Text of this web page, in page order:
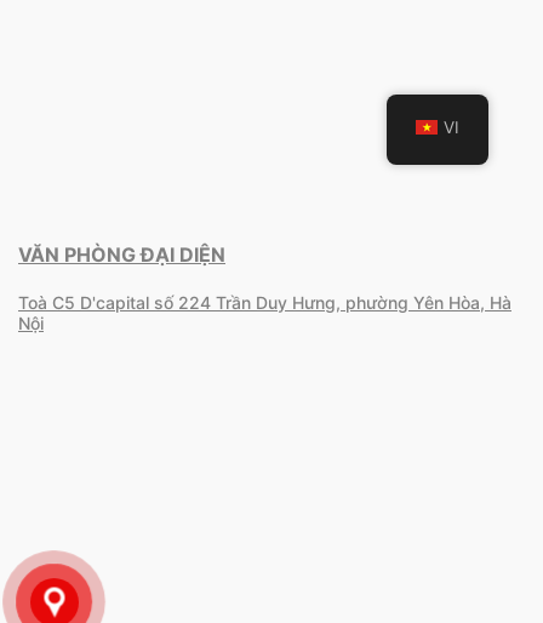
VĂN PHÒNG ĐẠI DIỆN
Toà C5 D'capital số 224 Trần Duy Hưng, phường Yên Hòa, Hà
Nội
VI